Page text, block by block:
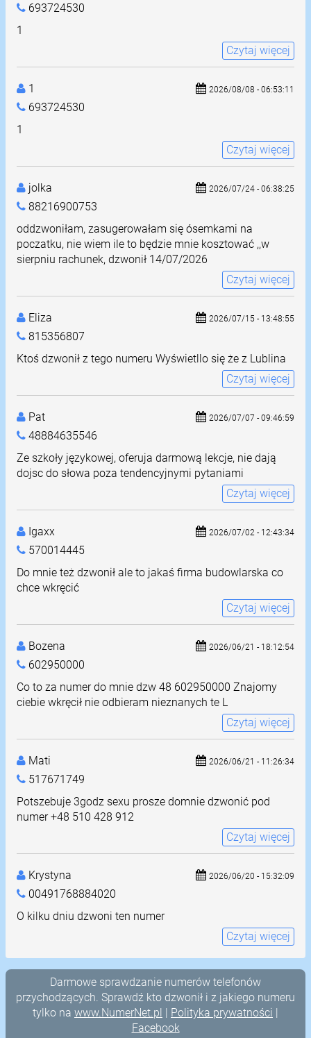
693724530
1
Czytaj więcej
1
693724530
2026/08/08 - 06:53:11
1
Czytaj więcej
jolka
88216900753
2026/07/24 - 06:38:25
oddzwoniłam, zasugerowałam się ósemkami na
poczatku, nie wiem ile to będzie mnie kosztować ,,w
sierpniu rachunek, dzwonił 14/07/2026
Czytaj więcej
Eliza
815356807
2026/07/15 - 13:48:55
Ktoś dzwonił z tego numeru Wyświetllo się że z Lublina
Czytaj więcej
Pat
48884635546
2026/07/07 - 09:46:59
Ze szkoły językowej, oferuja darmową lekcje, nie dają
dojsc do słowa poza tendencyjnymi pytaniami
Czytaj więcej
Igaxx
570014445
2026/07/02 - 12:43:34
Do mnie też dzwonił ale to jakaś firma budowlarska co
chce wkręcić
Czytaj więcej
Bozena
602950000
2026/06/21 - 18:12:54
Co to za numer do mnie dzw 48 602950000 Znajomy
ciebie wkręcił nie odbieram nieznanych te L
Czytaj więcej
Mati
517671749
2026/06/21 - 11:26:34
Potszebuje 3godz sexu prosze domnie dzwonić pod
numer +48 510 428 912
Czytaj więcej
Krystyna
00491768884020
2026/06/20 - 15:32:09
O kilku dniu dzwoni ten numer
Czytaj więcej
Darmowe sprawdzanie numerów telefonów
przychodzących. Sprawdź kto dzwonił i z jakiego numeru
tylko na www.NumerNet.pl | Polityka prywatności |
Facebook